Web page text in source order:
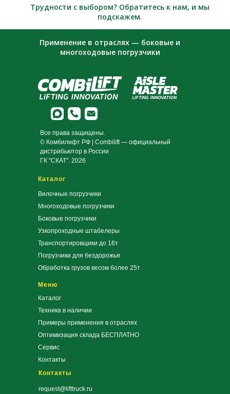
Трудности с выбором? Обратитесь к нам, и мы
подскажем.
Применение в отраслях — боковые и
многоходовые погрузчики
Каталог
Вилочные погрузчики
Многоходовые погрузчики
Боковые погрузчики
Узкопроходные штабелеры
Транспортировщики до 16т
Погрузчики для бездорожья
Обработка грузов весом более 25т
Меню
Каталог
Техника в наличии
Примеры применения в отраслях
Оптимизация склада БЕСПЛАТНО
Сервис
Контакты
Контакты
request@lifttruck.ru
Все права защищены.
© Комбилифт РФ | Combilift — официальный
дистрибьютор в России
ГК "СКАТ". 2026